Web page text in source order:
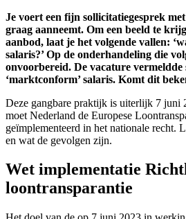
Je voert een fijn sollicitatiegesprek
graag aanneemt. Om een beeld te
aanbod, laat je het volgende vallen:
salaris?’ Op de onderhandeling die
onvoorbereid. De vacature vermeldde
‘marktconform’ salaris. Komt dit
Deze gangbare praktijk is uiterlijk 7 juni
moet Nederland de Europese
geïmplementeerd in het nationale recht.
en wat de gevolgen zijn.
Wet implementatie
loontransparantie